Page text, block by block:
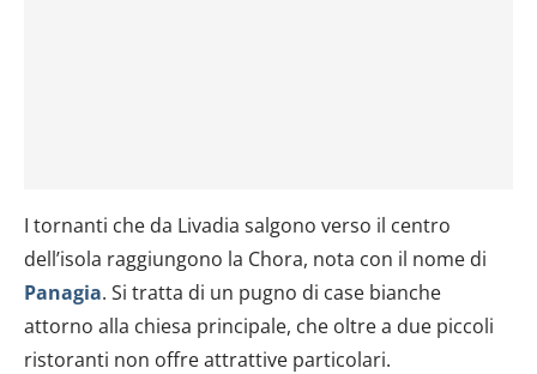
I tornanti che da Livadia salgono verso il centro
dell’isola raggiungono la Chora, nota con il nome di
Panagia. Si tratta di un pugno di case bianche
attorno alla chiesa principale, che oltre a due piccoli
ristoranti non offre attrattive particolari.